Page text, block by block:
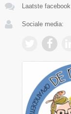
Laatste
Sociale media: